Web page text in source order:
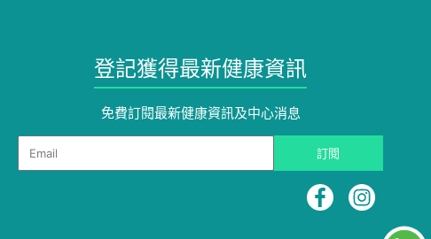
登記獲得最新健康資訊
免費訂閱最新健康資訊及中心消息
Email 訂閱